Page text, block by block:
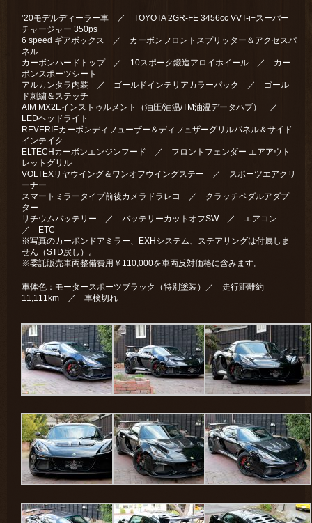
’20モデルディーラー車 ／ TOYOTA 2GR-FE 3456cc VVT-i+スーパー
チャージャー 350ps
6 speed ギアボックス ／ カーボンフロントスプリッター＆アクセスパ
ネル
カーボンハードトップ ／ 10スポーク鍛造アロイホイール ／ カー
ボンスポーツシート
アルカンタラ内装 ／ ゴールドインテリアカラーパック ／ ゴール
ド刺繍＆ステッチ
AIM MX2Eインストゥルメント（油圧/油温/TM油温データハブ） ／
LEDヘッドライト
REVERIEカーボンディフューザー＆ディフュザーグリルパネル＆サイド
インテイク
ELTECHカーボンエンジンフード ／ フロントフェンダー エアアウト
レットグリル
VOLTEXリヤウイング＆ワンオフウイングステー ／ スポーツエアクリ
ーナー
スマートミラータイプ前後カメラドラレコ ／ クラッチペダルアダプ
ター
リチウムバッテリー ／ バッテリーカットオフSW ／ エアコン
／ ETC
※写真のカーボンドアミラー、EXHシステム、ステアリングは付属しま
せん（STD戻し）。
※委託販売車両整備費用￥110,000を車両反対価格に含みます。
車体色：モータースポーツブラック（特別塗装）／ 走行距離約
11,111km ／ 車検切れ